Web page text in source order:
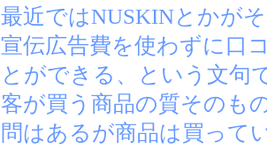
最近ではNUSKINとかが
宣伝広告費を使わずに口
とができる、という文句
客が買う商品の質そのも
問はあるが商品は買って